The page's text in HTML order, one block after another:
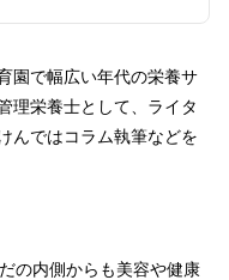
園で幅広い年代の栄養サ
理栄養士として、ライタ
んではコラム執筆などを
の内側からも美容や健康